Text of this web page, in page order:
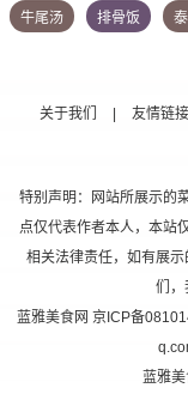
牛尾汤 排骨饭
关于我们 | 友情链接
特别声明：网站所展示的
点仅代表作者本人，本站
相关法律责任，如有展
们，
蓝雅美食网 京ICP备
蓝雅